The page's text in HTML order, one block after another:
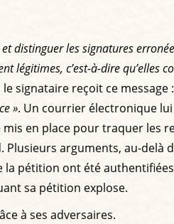
distinguer les signatures
légitimes, c’est-à-dire qu’elles
signataire reçoit ce message :
». Un courrier électronique
en place pour traquer les
Plusieurs arguments, au-
pétition ont été
sa pétition explose.
à ses adversaires.